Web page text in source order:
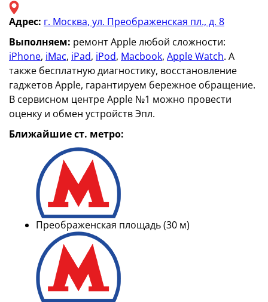
Адрес: г. Москва, ул. Преображенская пл., д. 8
Выполняем: ремонт Apple любой сложности:
iPhone, iMac, iPad, iPod, Macbook, Apple Watch. А
также бесплатную диагностику, восстановление
гаджетов Apple, гарантируем бережное обращение.
В сервисном центре Apple №1 можно провести
оценку и обмен устройств Эпл.
Ближайшие ст. метро:
Преображенская площадь (30 м)